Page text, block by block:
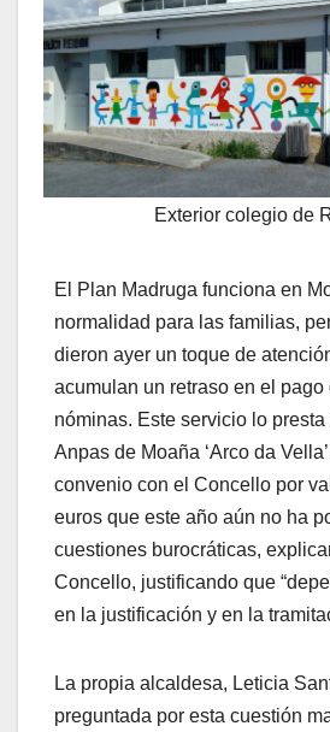
Exterior colegio de
El Plan Madruga funciona en
normalidad para las familias,
dieron ayer un toque de
acumulan un retraso en el pago
nóminas. Este servicio lo
Anpas de Moaña ‘Arco da
convenio con el Concello por
euros que este año aún no ha
cuestiones burocráticas,
Concello, justificando que
en la justificación y en la
La propia alcaldesa, Leticia
preguntada por esta cuestión